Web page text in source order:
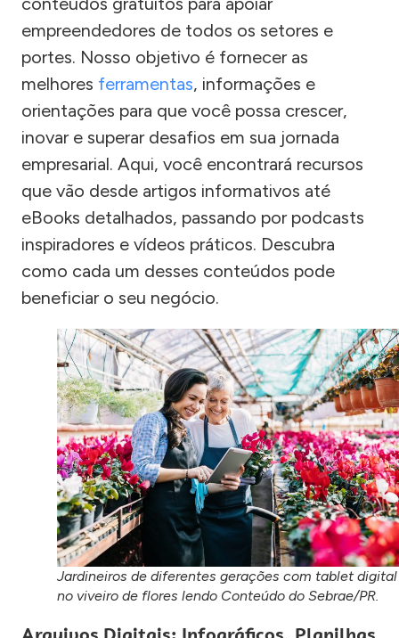
empreendedores de todos os setores e
portes. Nosso objetivo é fornecer as
melhores ferramentas, informações e
orientações para que você possa crescer,
inovar e superar desafios em sua jornada
empresarial. Aqui, você encontrará recursos
que vão desde artigos informativos até
eBooks detalhados, passando por podcasts
inspiradores e vídeos práticos. Descubra
como cada um desses conteúdos pode
beneficiar o seu negócio.
Jardineiros de diferentes gerações com tablet digital
no viveiro de flores lendo Conteúdo do Sebrae/PR.